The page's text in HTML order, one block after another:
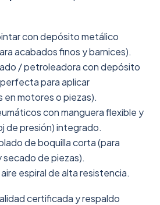
con depósito metálico
acabados finos y barnices).
/ petroleadora con depósito
para aplicar
motores o piezas).
con manguera flexible y
de presión) integrado.
de boquilla corta (para
secado de piezas).
espiral de alta resistencia.
certificada y respaldo